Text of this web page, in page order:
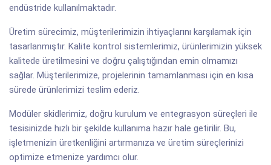
endüstride kullanılmaktadır.
Üretim sürecimiz, müşterilerimizin ihtiyaçlarını karşılamak için
tasarlanmıştır. Kalite kontrol sistemlerimiz, ürünlerimizin yüksek
kalitede üretilmesini ve doğru çalıştığından emin olmamızı
sağlar. Müşterilerimize, projelerinin tamamlanması için en kısa
sürede ürünlerimizi teslim ederiz.
Modüler skidlerimiz, doğru kurulum ve entegrasyon süreçleri ile
tesisinizde hızlı bir şekilde kullanıma hazır hale getirilir. Bu,
işletmenizin üretkenliğini artırmanıza ve üretim süreçlerinizi
optimize etmenize yardımcı olur.